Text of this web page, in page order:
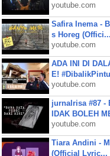
youtube.com
Safira Inema -
s Horeg (Offici...
youtube.com
ADA INI DI
E! #DibalikPintu
youtube.com
jurnalrisa #87 -
IDAK BOLEH
youtube.com
Tiara Andini -
(Official Lyric...